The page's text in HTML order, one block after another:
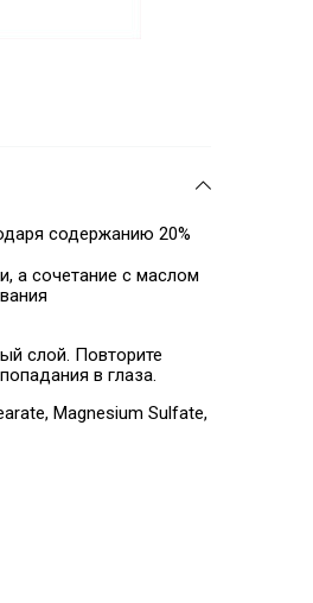
содержанию 20%
а сочетание с маслом
слой. Повторите
в глаза.
Magnesium Sulfate,